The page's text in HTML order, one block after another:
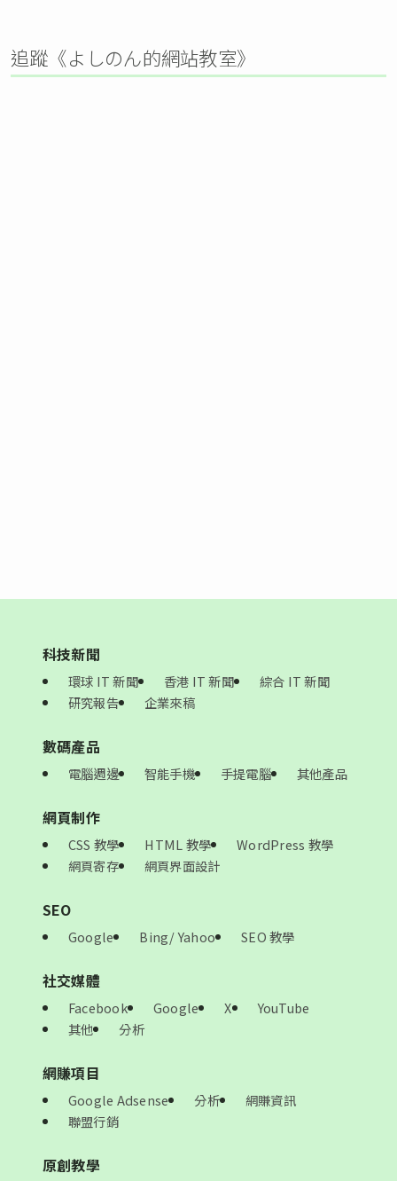
追蹤《よしのん的網站教室》
科技新聞
環球 IT 新聞 香港 IT 新聞
綜合 IT 新聞
研究報告
企業來稿
數碼產品
電腦週邊 智能手機 手提電腦 其他產品
網頁制作
CSS 教學 HTML 教學
WordPress 教學
網頁寄存
網頁界面設計
SEO
Google Bing/ Yahoo SEO 教學
社交媒體
Facebook Google X
YouTube
其他
分析
網賺項目
Google Adsense 分析
網賺資訊
聯盟行銷
原創教學